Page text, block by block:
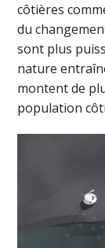
côtières
du
sont plus
nature
montent de
population